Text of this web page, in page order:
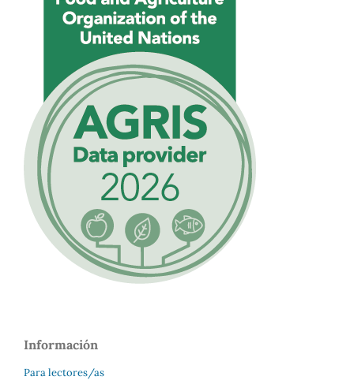
Información
Para lectores/as